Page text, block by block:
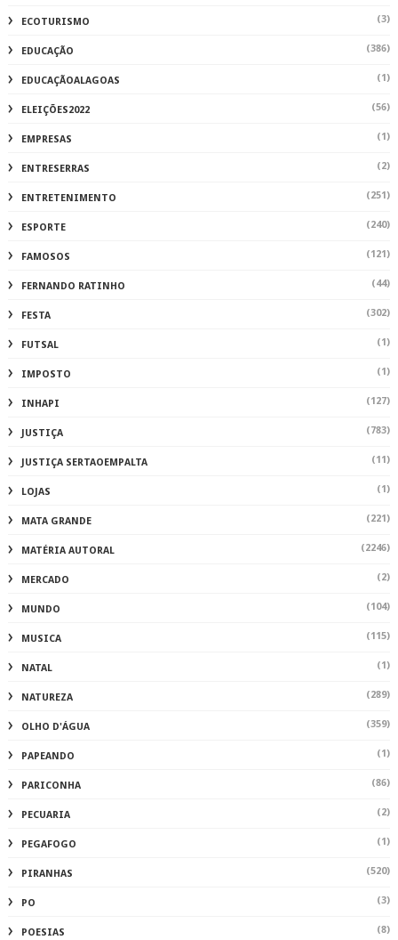
ECOTURISMO (3)
EDUCAÇÃO (386)
EDUCAÇÃOALAGOAS (1)
ELEIÇÕES2022 (56)
EMPRESAS (1)
ENTRESERRAS (2)
ENTRETENIMENTO (251)
ESPORTE (240)
FAMOSOS (121)
FERNANDO RATINHO (44)
FESTA (302)
FUTSAL (1)
IMPOSTO (1)
INHAPI (127)
JUSTIÇA (783)
JUSTIÇA SERTAOEMPALTA (11)
LOJAS (1)
MATA GRANDE (221)
MATÉRIA AUTORAL (2246)
MERCADO (2)
MUNDO (104)
MUSICA (115)
NATAL (1)
NATUREZA (289)
OLHO D'ÁGUA (359)
PAPEANDO (1)
PARICONHA (86)
PECUARIA (2)
PEGAFOGO (1)
PIRANHAS (520)
PO (3)
POESIAS (8)